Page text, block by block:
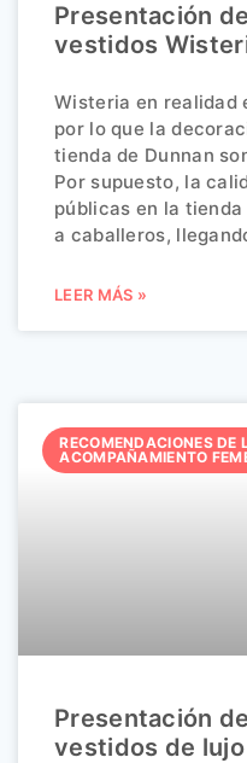
Presentación
vestidos
Wisteria en realidad
por lo que la
tienda de Dunnan
Por supuesto, la
públicas en la
a caballeros,
LEER MÁS »
RECOMENDACIONES DE
ACOMPAÑAMIENTO
Presentación
vestidos de lujo